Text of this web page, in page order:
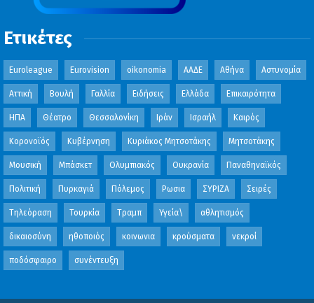
Ετικέτες
Euroleague Eurovision oikonomia ΑΑΔΕ Αθήνα Αστυνομία
Αττική Βουλή Γαλλία Ειδήσεις Ελλάδα Επικαιρότητα
ΗΠΑ Θέατρο Θεσσαλονίκη Ιράν Ισραήλ Καιρός
Κορονοϊός Κυβέρνηση Κυριάκος Μητσοτάκης Μητσοτάκης
Μουσική Μπάσκετ Ολυμπιακός Ουκρανία Παναθηναϊκός
Πολιτική Πυρκαγιά Πόλεμος Ρωσια ΣΥΡΙΖΑ Σειρές
Τηλεόραση Τουρκία Τραμπ Υγεία\ αθλητισμός
δικαιοσύνη ηθοποιός κοινωνια κρούσματα νεκροί
ποδόσφαιρο συνέντευξη